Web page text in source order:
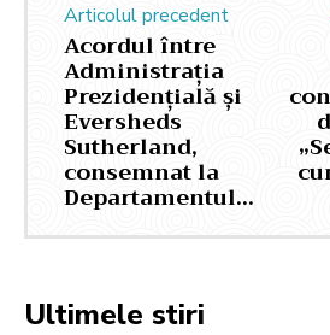
Articolul precedent
Acordul între
Administrația
Prezidențială și
Eversheds
Sutherland,
consemnat la
Departamentul…
Ultimele stiri